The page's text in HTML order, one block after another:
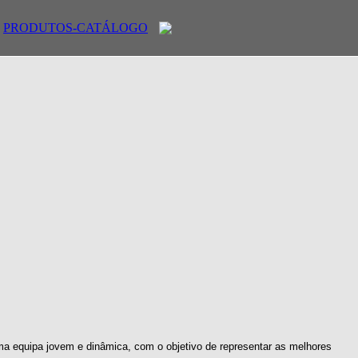
PRODUTOS-CATÁLOGO
equipa jovem e dinâmica, com o objetivo de representar as melhores